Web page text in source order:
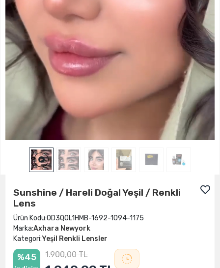
Sunshine / Hareli Doğal Yeşil / Renkli
Lens
Ürün Kodu:OD3QOL1HMB-1692-1094-1175
Marka:Axhara Newyork
Kategori:Yeşil Renkli Lensler
%45 1.900,00 TL